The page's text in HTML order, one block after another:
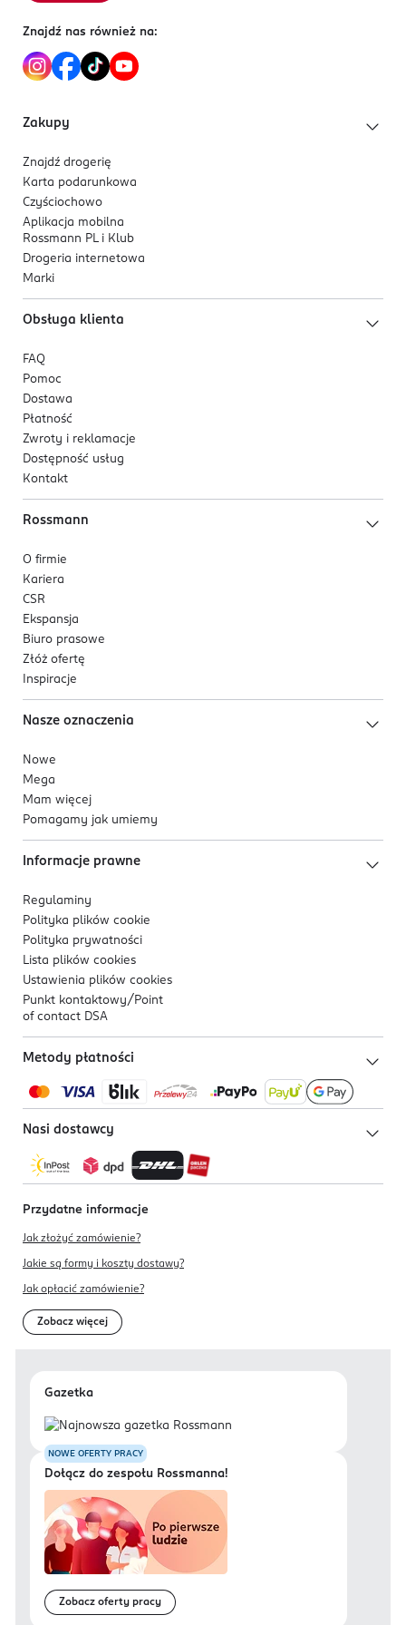
02-672 Warszawa
Kod EAN
7 613033 731150
Znajdź nas również na:
Zakupy
Znajdź drogerię
Karta podarunkowa
Czyściochowo
Aplikacja mobilna
Rossmann PL i Klub
Drogeria internetowa
Marki
Obsługa klienta
FAQ
Pomoc
Dostawa
Płatność
Zwroty i reklamacje
Dostępność usług
Kontakt
Rossmann
O firmie
Kariera
CSR
Ekspansja
Biuro prasowe
Złóż ofertę
Inspiracje
Nasze oznaczenia
Nowe
Mega
Mam więcej
Pomagamy jak umiemy
Informacje prawne
Regulaminy
Polityka plików cookie
Polityka prywatności
Lista plików cookies
Ustawienia plików cookies
Punkt kontaktowy/ Point
of contact DSA
Metody płatności
Nasi dostawcy
Przydatne informacje
Jak złożyć zamówienie?
Jakie są formy i koszty dostawy?
Jak opłacić zamówienie?
Zobacz więcej
Gazetka
NOWE OFERTY PRACY
Dołącz do zespołu Rossmanna!
Zobacz oferty pracy